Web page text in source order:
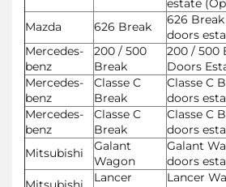
estate
Mazda
626 Break
626
doors
Mercedes-
benz
200 / 500
Break
200 / 500
Doors
Mercedes-
benz
Classe C
Break
Classe C
doors
Mercedes-
benz
Classe C
Break
Classe C
doors
Mitsubishi
Galant
Wagon
Galant
doors
Lancer
Lancer